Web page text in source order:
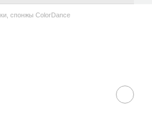
спонжы ColorDance